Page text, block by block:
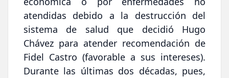
atendidas debido a la destrucción del
sistema de salud que decidió Hugo
Chávez para atender recomendación de
Fidel Castro (favorable a sus intereses).
Durante las últimas dos décadas, pues,